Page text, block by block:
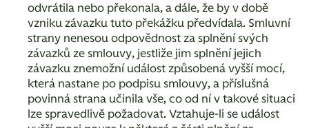
odvrátila nebo překonala, a dále, že by v době
vzniku závazku tuto překážku předvídala. Smluvní
strany nenesou odpovědnost za splnění svých
závazků ze smlouvy, jestliže jim splnění jejich
závazku znemožní událost způsobená vyšší mocí,
která nastane po podpisu smlouvy, a příslušná
povinná strana učinila vše, co od ní v takové situaci
lze spravedlivě požadovat. Vztahuje-li se událost